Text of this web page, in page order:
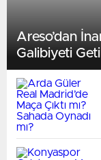
Areso’dan
Galibiyeti